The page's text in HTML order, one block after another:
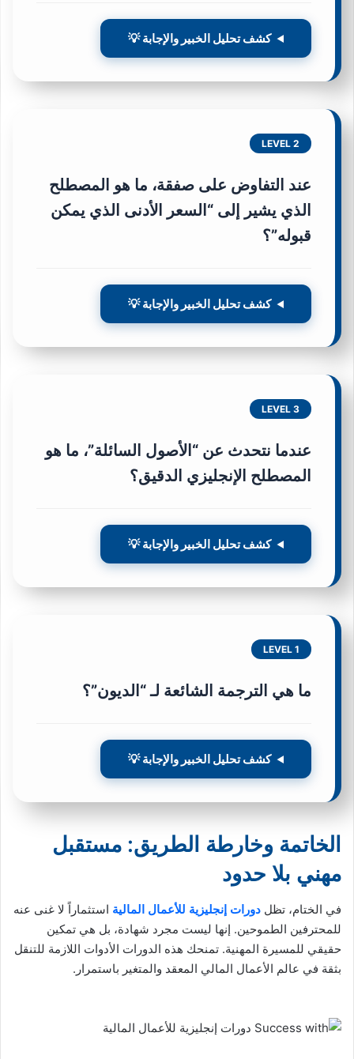
كشف تحليل الخبير والإجابة 💡
LEVEL 2
عند التفاوض على صفقة، ما هو المصطلح
الذي يشير إلى “السعر الأدنى الذي يمكن
قبوله”؟
كشف تحليل الخبير والإجابة 💡
LEVEL 3
عندما نتحدث عن “الأصول السائلة”، ما هو
المصطلح الإنجليزي الدقيق؟
كشف تحليل الخبير والإجابة 💡
LEVEL 1
ما هي الترجمة الشائعة لـ “الديون”؟
كشف تحليل الخبير والإجابة 💡
الخاتمة وخارطة الطريق: مستقبل
مهني بلا حدود
في الختام، تظل دورات إنجليزية للأعمال المالية استثماراً لا غنى عنه
للمحترفين الطموحين. إنها ليست مجرد شهادة، بل هي تمكين
حقيقي للمسيرة المهنية. تمنحك هذه الدورات الأدوات اللازمة للتنقل
بثقة في عالم الأعمال المالي المعقد والمتغير باستمرار.